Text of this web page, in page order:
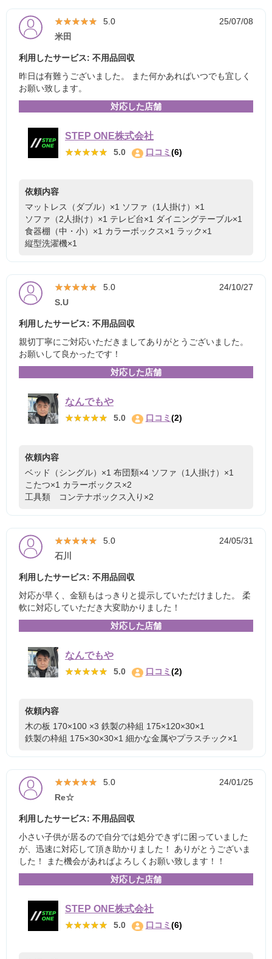
★★★★★
★★★★★ 5.0
25/07/08
米田
利用したサービス: 不用品回収
昨日は有難うございました。 また何かあればいつでも宜しく
お願い致します。
対応した店舗
STEP ONE株式会社
★★★★★
★★★★★ 5.0 口コミ(6)
依頼内容
マットレス（ダブル）×1 ソファ（1人掛け）×1
ソファ（2人掛け）×1 テレビ台×1 ダイニングテーブル×1
食器棚（中・小）×1 カラーボックス×1 ラック×1
縦型洗濯機×1
★★★★★
★★★★★ 5.0
24/10/27
S.U
利用したサービス: 不用品回収
親切丁寧にご対応いただきましてありがとうございました。
お願いして良かったです！
対応した店舗
なんでもや
★★★★★
★★★★★ 5.0 口コミ(2)
依頼内容
ベッド（シングル）×1 布団類×4 ソファ（1人掛け）×1
こたつ×1 カラーボックス×2
工具類 コンテナボックス入り×2
★★★★★
★★★★★ 5.0
24/05/31
石川
利用したサービス: 不用品回収
対応が早く、金額もはっきりと提示していただけました。 柔
軟に対応していただき大変助かりました！
対応した店舗
なんでもや
★★★★★
★★★★★ 5.0 口コミ(2)
依頼内容
木の板 170×100 ×3 鉄製の枠組 175×120×30×1
鉄製の枠組 175×30×30×1 細かな金属やプラスチック×1
★★★★★
★★★★★ 5.0
24/01/25
Re☆
利用したサービス: 不用品回収
小さい子供が居るので自分では処分できずに困っていました
が、迅速に対応して頂き助かりました！ ありがとうございま
した！ また機会があればよろしくお願い致します！！
対応した店舗
STEP ONE株式会社
★★★★★
★★★★★ 5.0 口コミ(6)